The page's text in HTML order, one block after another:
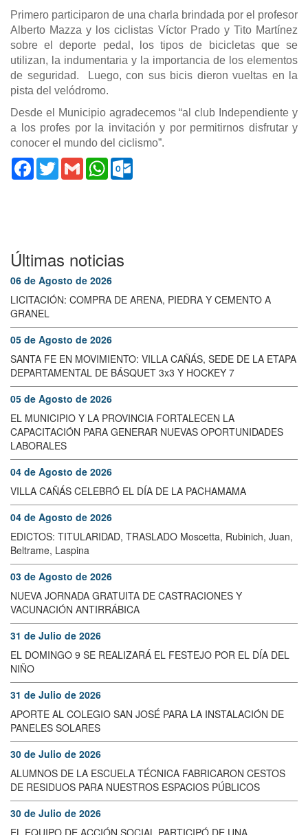
Primero participaron de una charla brindada por el profesor
Alberto Mazza y los ciclistas Víctor Prado y Tito Martínez
sobre el deporte pedal, los tipos de bicicletas que se
utilizan, la indumentaria y la importancia de los elementos
de seguridad. Luego, con sus bicis dieron vueltas en la
pista del velódromo.
Desde el Municipio agradecemos “al club Independiente y
a los profes por la invitación y por permitirnos disfrutar y
conocer el mundo del ciclismo”.
Facebook
TwitterGmail WhatsApp
Últimas noticias
06 de Agosto de 2026
LICITACIÓN: COMPRA DE ARENA, PIEDRA Y CEMENTO A
GRANEL
05 de Agosto de 2026
SANTA FE EN MOVIMIENTO: VILLA CAÑÁS, SEDE DE LA ETAPA
DEPARTAMENTAL DE BÁSQUET 3x3 Y HOCKEY 7
05 de Agosto de 2026
EL MUNICIPIO Y LA PROVINCIA FORTALECEN LA
CAPACITACIÓN PARA GENERAR NUEVAS OPORTUNIDADES
LABORALES
04 de Agosto de 2026
VILLA CAÑÁS CELEBRÓ EL DÍA DE LA PACHAMAMA
04 de Agosto de 2026
EDICTOS: TITULARIDAD, TRASLADO Moscetta, Rubinich, Juan,
Beltrame, Laspina
03 de Agosto de 2026
NUEVA JORNADA GRATUITA DE CASTRACIONES Y
VACUNACIÓN ANTIRRÁBICA
31 de Julio de 2026
EL DOMINGO 9 SE REALIZARÁ EL FESTEJO POR EL DÍA DEL
NIÑO
31 de Julio de 2026
APORTE AL COLEGIO SAN JOSÉ PARA LA INSTALACIÓN DE
PANELES SOLARES
30 de Julio de 2026
ALUMNOS DE LA ESCUELA TÉCNICA FABRICARON CESTOS
DE RESIDUOS PARA NUESTROS ESPACIOS PÚBLICOS
30 de Julio de 2026